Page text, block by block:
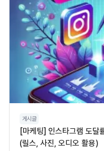
게시글
[마케팅] 인스타그램 도달
(릴스, 사진, 오디오 활용)